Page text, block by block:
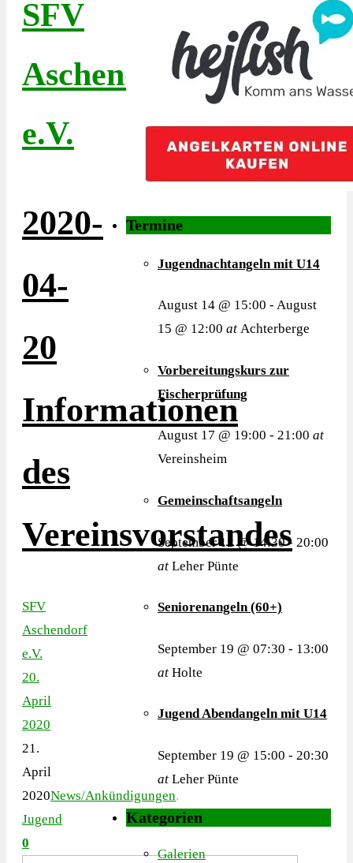
SFV
Aschendorf
e.V.
2020-
04-
20
Informationen
des
Vereinsvorstandes
SFV
Aschendorf
e.V.
20.
April
2020
21.
April
2020News/Ankündigungen,
Jugend
0
Termine
Jugendnachtangeln mit U14
August 14 @ 15:00 - August
15 @ 12:00 at Achterberge
Vorbereitungskurs zur
Fischerprüfung
August 17 @ 19:00 - 21:00 at
Vereinsheim
Gemeinschaftsangeln
September 12 @ 14:30- 20:00
at Leher Pünte
Seniorenangeln (60+)
September 19 @ 07:30 - 13:00
at Holte
Jugend Abendangeln mit U14
September 19 @ 15:00 - 20:30
at Leher Pünte
Kategorien
Galerien